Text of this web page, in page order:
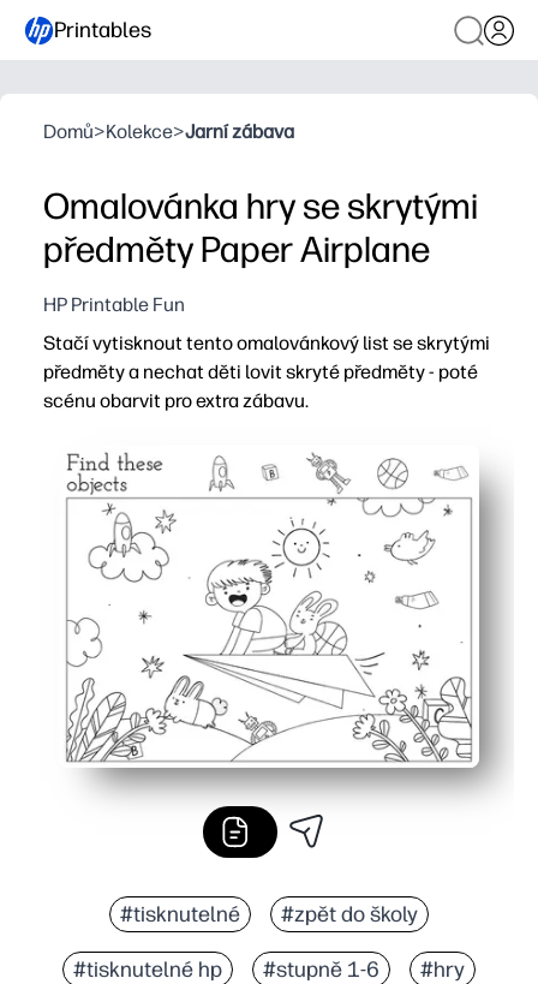
Printables
Domů>Kolekce>Jarní zábava
Omalovánka hry se skrytými
předměty Paper Airplane
HP Printable Fun
Stačí vytisknout tento omalovánkový list se skrytými
předměty a nechat děti lovit skryté předměty - poté
scénu obarvit pro extra zábavu.
Okamžité nastavení - tisknete, odevzdáte jej a zábava
Udržuje děti angažované - soustředí se na
Záludné budování dovedností - vizuální skenování,
Všestranné kdekoli - skvělé pro předčasné
#tisknutelné #zpět do školy
#tisknutelné hp #stupně 1-6 #hry